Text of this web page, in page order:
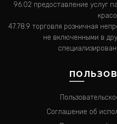
96.02 предоставление услуг
47.78.9 торговля розничная
не включенными в
Соглашение об